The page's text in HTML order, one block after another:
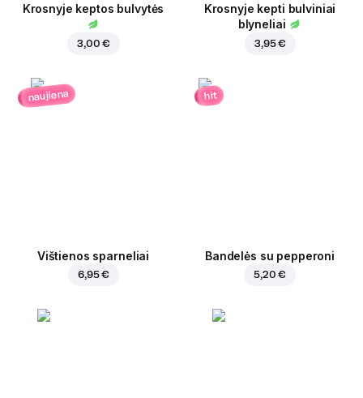
Krosnyje keptos bulvytės
3,00 €
Krosnyje kepti bulviniai
blyneliai
3,95 €
naujiena
Vištienos sparneliai
6,95 €
hit
Bandelės su pepperoni
5,20 €